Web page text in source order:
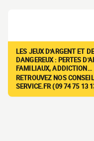
LES JEUX D'ARGENT ET
DANGEREUX : PERTES
FAMILIAUX, ADDICTION…
RETROUVEZ NOS
SERVICE.FR (09 74 75 13